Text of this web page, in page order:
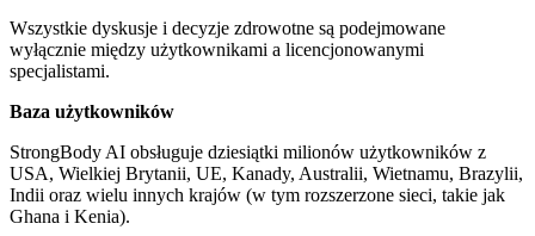
Wszystkie dyskusje i decyzje zdrowotne są podejmowane
wyłącznie między użytkownikami a licencjonowanymi
specjalistami.
Baza użytkowników
StrongBody AI obsługuje dziesiątki milionów użytkowników z
USA, Wielkiej Brytanii, UE, Kanady, Australii, Wietnamu, Brazylii,
Indii oraz wielu innych krajów (w tym rozszerzone sieci, takie jak
Ghana i Kenia).